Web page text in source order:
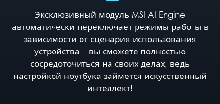
Эксклюзивный модуль MSI AI Engine
автоматически переключает режимы работы в
зависимости от сценария использования
устройства – вы сможете полностью
сосредоточиться на своих делах, ведь
настройкой ноутбука займется искусственный
интеллект!